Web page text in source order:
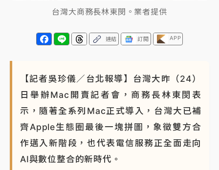
台灣大商務長林東閔。業者提供
連結 訂閱 APP
【記者吳珍儀／台北報導】台灣大昨（24）
日舉辦Mac開賣記者會，商務長林東閔表
示，隨著全系列Mac正式導入，台灣大已補
齊Apple生態圈最後一塊拼圖，象徵雙方合
作邁入新階段，也代表電信服務正全面走向
AI與數位整合的新時代。